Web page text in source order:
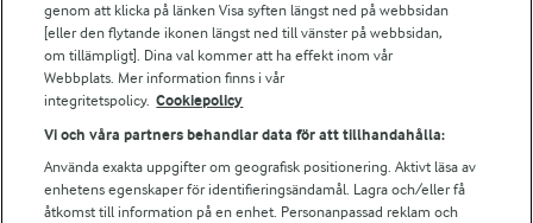
Följ oss
genom att klicka på länken Visa syften längst ned på webbsidan
[eller den flytande ikonen längst ned till vänster på webbsidan,
om tillämpligt]. Dina val kommer att ha effekt inom vår
Webbplats. Mer information finns i vår
integritetspolicy. Cookiepolicy
Vi och våra partners behandlar data för att tillhandahålla:
Använda exakta uppgifter om geografisk positionering. Aktivt läsa av
enhetens egenskaper för identifieringsändamål. Lagra och/eller få
åtkomst till information på en enhet. Personanpassad reklam och